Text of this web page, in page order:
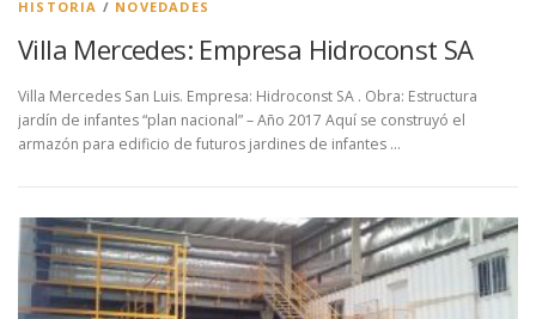
HISTORIA / NOVEDADES
Villa Mercedes: Empresa Hidroconst SA
Villa Mercedes San Luis. Empresa: Hidroconst SA . Obra: Estructura
jardín de infantes “plan nacional” – Año 2017 Aquí se construyó el
armazón para edificio de futuros jardines de infantes …